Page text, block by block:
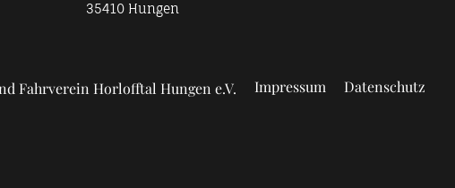
35410 Hungen
Fahrverein Horlofftal Hungen e.V. Impressum Datenschutz